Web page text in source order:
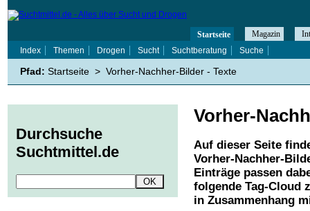
Vorher-
Auf dieser Seite
Vorher-Nachher-
Einträge passen
folgende Tag-Cloud
in Zusammenhang
Startseite Magazin
Index
Themen Drogen Sucht Suchtberatung Suche
Pfad: Startseite > Vorher-Nachher-Bilder - Texte
Durchsuche
Suchtmittel.de